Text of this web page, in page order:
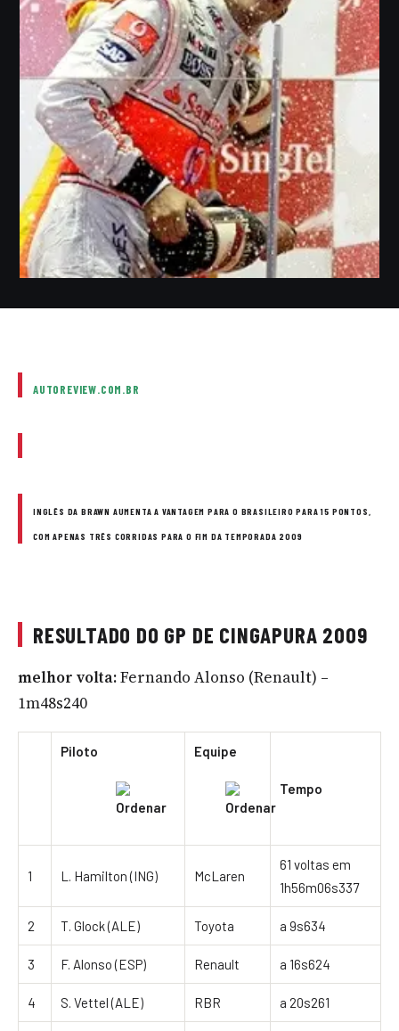
AUTOREVIEW.COM.BR
INGLÊS DA BRAWN AUMENTA A VANTAGEM PARA O BRASILEIRO PARA 15 PONTOS,
COM APENAS TRÊS CORRIDAS PARA O FIM DA TEMPORADA 2009
RESULTADO DO GP DE CINGAPURA 2009
melhor volta:Fernando Alonso (Renault) –
1m48s240
Piloto Equipe
Tempo
1 L. Hamilton (ING) McLaren
61 voltas em
1h56m06s337
2 T. Glock (ALE) Toyota a 9s634
3 F. Alonso (ESP) Renault a 16s624
4 S. Vettel (ALE) RBR a 20s261